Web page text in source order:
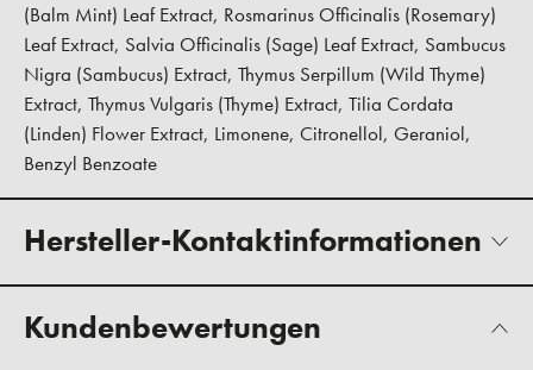
(Balm Mint) Leaf Extract, Rosmarinus Officinalis (Rosemary)
Leaf Extract, Salvia Officinalis (Sage) Leaf Extract, Sambucus
Nigra (Sambucus) Extract, Thymus Serpillum (Wild Thyme)
Extract, Thymus Vulgaris (Thyme) Extract, Tilia Cordata
(Linden) Flower Extract, Limonene, Citronellol, Geraniol,
Benzyl Benzoate
Hersteller-Kontaktinformationen
Kundenbewertungen